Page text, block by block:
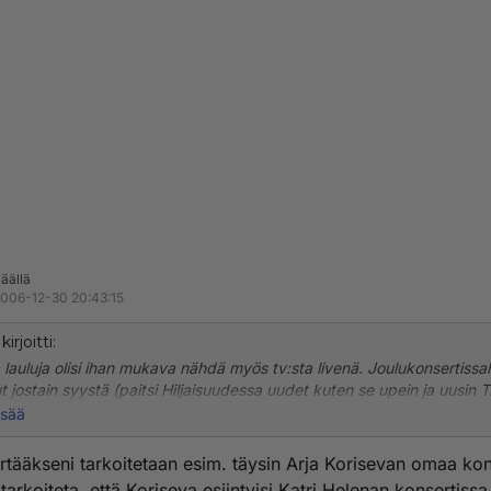
12-30 20:43:15
lauluja olisi ihan mukava nähdä myös tv:sta livenä.
jostain syystä (paitsi Hiljaisuudessa uudet kuten se upein ja uusin
Jos olisi ollut, se olisi piristänyt kokonaisuutta. Suoraan
ei se Pia eikä Anna Eriksson. Kuin vierailemassa korkeintaan..
tarkoitetaan esim. täysin Arja Korisevan omaa